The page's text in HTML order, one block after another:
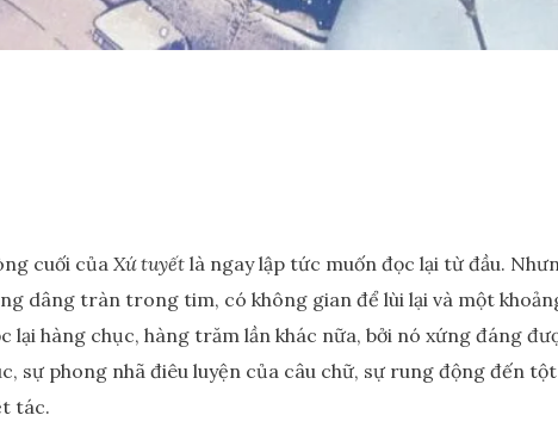
cuối của Xứ tuyết là ngay lập tức muốn đọc lại từ đầu.
dâng tràn trong tim, có không gian để lùi lại và một
lại hàng chục, hàng trăm lần khác nữa, bởi nó xứng đáng
sự phong nhã điêu luyện của câu chữ, sự rung động đến
tác.